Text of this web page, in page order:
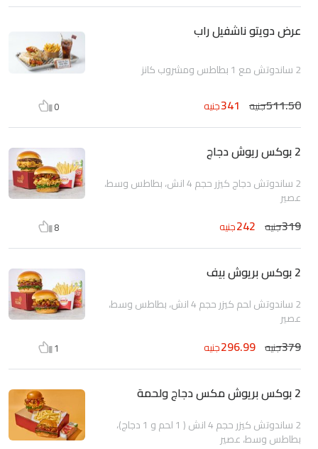
عرض دويتو ناشفيل راب
2 ساندوتش مع 1 بطاطس ومشروب كانز
511.50جنيه 341جنيه 0
2 بوكس ريوش دجاج
2 ساندوتش دجاج كيزر حجم 4 انش، بطاطس وسط،
عصير
319جنيه 242جنيه 8
2 بوكس بريوش بيف
2 ساندوتش لحم كيزر حجم 4 انش، بطاطس وسط،
عصير
379جنيه 296.99جنيه 1
2 بوكس بريوش مكس دجاج ولحمة
2 ساندوتش كيزر حجم 4 انش ( 1 لحم و 1 دجاج)،
بطاطس وسط، عصير